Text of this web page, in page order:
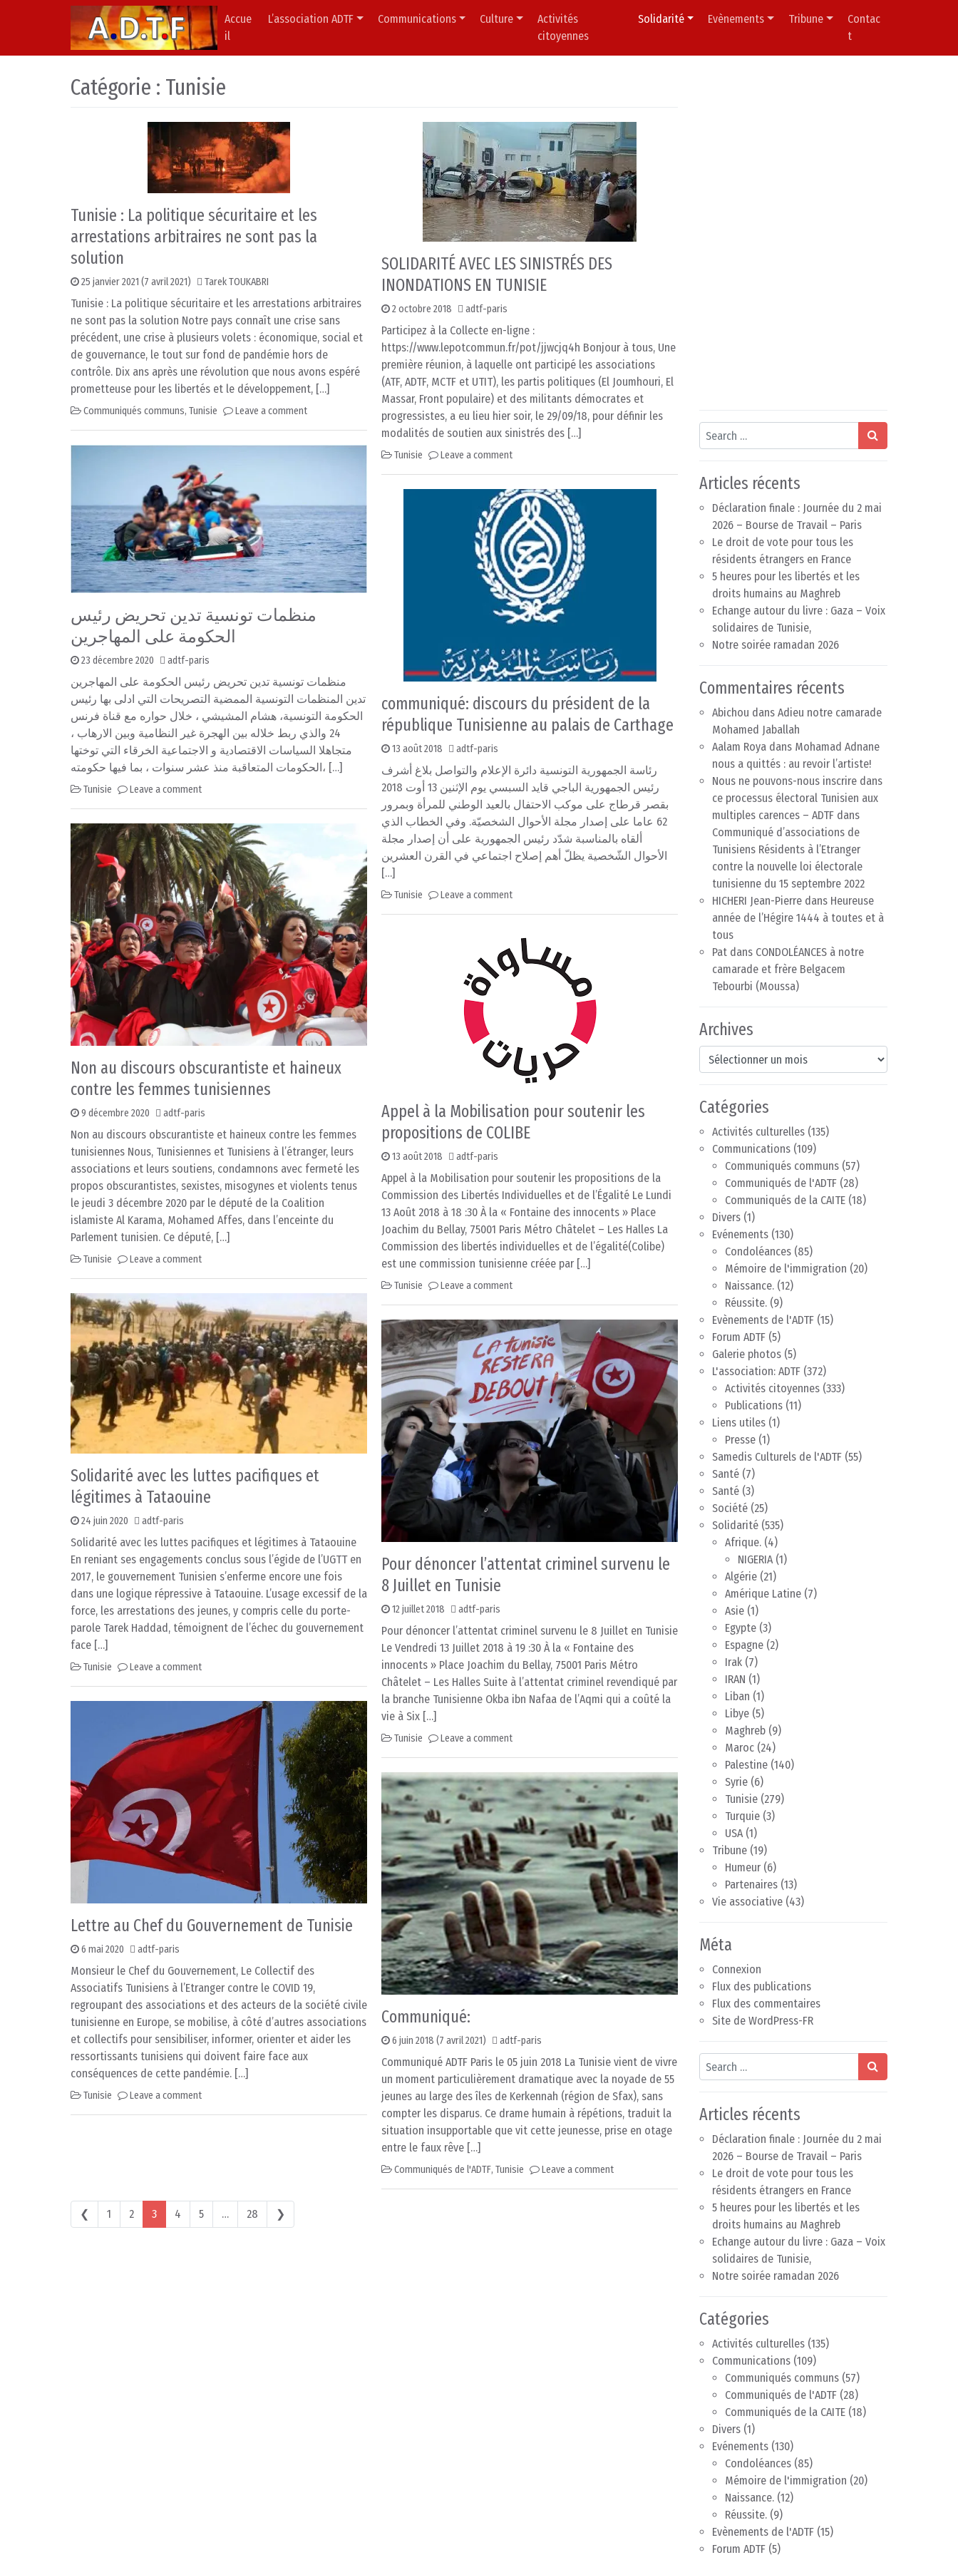
Skip to content
Main Navigation
Accue
il
L’association ADTF Communications Culture
Activités
citoyennes
Solidarité Evènements Tribune
Contac
t
Catégorie : Tunisie
Tunisie : La politique sécuritaire et les
arrestations arbitraires ne sont pas la
solution
25 janvier 2021 (7 avril 2021) Tarek TOUKABRI
Tunisie : La politique sécuritaire et les arrestations arbitraires
ne sont pas la solution Notre pays connaît une crise sans
précédent, une crise à plusieurs volets : économique, social et
de gouvernance, le tout sur fond de pandémie hors de
contrôle. Dix ans après une révolution que nous avons espéré
prometteuse pour les libertés et le développement, […]
Communiqués communs, Tunisie Leave a comment
منظمات تونسية تدين تحريض رئيس
الحكومة على المهاجرين
23 décembre 2020 adtf-paris
منظمات تونسية تدين تحريض رئيس الحكومة على المهاجرين
تدين المنظمات التونسية الممضية التصريحات التي ادلى بها رئيس
الحكومة التونسية، هشام المشيشي ، خلال حواره مع قناة فرنس
24 والذي ربط خلاله بين الهجرة غير النظامية وبين الارهاب ،
متجاهلا السياسات الاقتصادية و الاجتماعية الخرقاء التي توختها
الحكومات المتعاقبة منذ عشر سنوات ، بما فيها حكومته، […]
Tunisie Leave a comment
Non au discours obscurantiste et haineux
contre les femmes tunisiennes
9 décembre 2020 adtf-paris
Non au discours obscurantiste et haineux contre les femmes
tunisiennes Nous, Tunisiennes et Tunisiens à l’étranger, leurs
associations et leurs soutiens, condamnons avec fermeté les
propos obscurantistes, sexistes, misogynes et violents tenus
le jeudi 3 décembre 2020 par le député de la Coalition
islamiste Al Karama, Mohamed Affes, dans l’enceinte du
Parlement tunisien. Ce député, […]
Tunisie Leave a comment
Solidarité avec les luttes pacifiques et
légitimes à Tataouine
24 juin 2020 adtf-paris
Solidarité avec les luttes pacifiques et légitimes à Tataouine
En reniant ses engagements conclus sous l’égide de l’UGTT en
2017, le gouvernement Tunisien s’enferme encore une fois
dans une logique répressive à Tataouine. L’usage excessif de la
force, les arrestations des jeunes, y compris celle du porte-
parole Tarek Haddad, témoignent de l’échec du gouvernement
face […]
Tunisie Leave a comment
Lettre au Chef du Gouvernement de Tunisie
6 mai 2020 adtf-paris
Monsieur le Chef du Gouvernement, Le Collectif des
Associatifs Tunisiens à l’Etranger contre le COVID 19,
regroupant des associations et des acteurs de la société civile
tunisienne en Europe, se mobilise, à côté d’autres associations
et collectifs pour sensibiliser, informer, orienter et aider les
ressortissants tunisiens qui doivent faire face aux
conséquences de cette pandémie. […]
Tunisie Leave a comment
SOLIDARITÉ AVEC LES SINISTRÉS DES
INONDATIONS EN TUNISIE
2 octobre 2018 adtf-paris
Participez à la Collecte en-ligne :
https://www.lepotcommun.fr/pot/jjwcjq4h Bonjour à tous, Une
première réunion, à laquelle ont participé les associations
(ATF, ADTF, MCTF et UTIT), les partis politiques (El Joumhouri, El
Massar, Front populaire) et des militants démocrates et
progressistes, a eu lieu hier soir, le 29/09/18, pour définir les
modalités de soutien aux sinistrés des […]
Tunisie Leave a comment
communiqué: discours du président de la
république Tunisienne au palais de Carthage
13 août 2018 adtf-paris
رئاسة الجمهورية التونسية دائرة الإعلام والتواصل بلاغ أشرف
رئيس الجمهورية الباجي قايد السبسي يوم الإثنين 13 أوت 2018
بقصر قرطاج على موكب الاحتفال بالعيد الوطني للمرأة وبمرور
62 عاما على إصدار مجلة الأحوال الشخصيّة. وفي الخطاب الذي
ألقاه بالمناسبة شدّد رئيس الجمهورية على أن إصدار مجلة
الأحوال الشّخصية يظلّ أهم إصلاح اجتماعي في القرن العشرين
[…]
Tunisie Leave a comment
Appel à la Mobilisation pour soutenir les
propositions de COLIBE
13 août 2018 adtf-paris
Appel à la Mobilisation pour soutenir les propositions de la
Commission des Libertés Individuelles et de l’Égalité Le Lundi
13 Août 2018 à 18 :30 À la « Fontaine des innocents » Place
Joachim du Bellay, 75001 Paris Métro Châtelet – Les Halles La
Commission des libertés individuelles et de l’égalité(Colibe)
est une commission tunisienne créée par […]
Tunisie Leave a comment
Pour dénoncer l’attentat criminel survenu le
8 Juillet en Tunisie
12 juillet 2018 adtf-paris
Pour dénoncer l’attentat criminel survenu le 8 Juillet en Tunisie
Le Vendredi 13 Juillet 2018 à 19 :30 À la « Fontaine des
innocents » Place Joachim du Bellay, 75001 Paris Métro
Châtelet – Les Halles Suite à l’attentat criminel revendiqué par
la branche Tunisienne Okba ibn Nafaa de l’Aqmi qui a coûté la
vie à Six […]
Tunisie Leave a comment
Communiqué:
6 juin 2018 (7 avril 2021) adtf-paris
Communiqué ADTF Paris le 05 juin 2018 La Tunisie vient de vivre
un moment particulièrement dramatique avec la noyade de 55
jeunes au large des îles de Kerkennah (région de Sfax), sans
compter les disparus. Ce drame humain à répétions, traduit la
situation insupportable que vit cette jeunesse, prise en otage
entre le faux rêve […]
Communiqués de l'ADTF, Tunisie Leave a comment
Posts navigation
❮ 1 2 3 4 5 … 28 ❯
Search
Articles récents
Déclaration finale : Journée du 2 mai
2026 – Bourse de Travail – Paris
Le droit de vote pour tous les
résidents étrangers en France
5 heures pour les libertés et les
droits humains au Maghreb
Echange autour du livre : Gaza – Voix
solidaires de Tunisie,
Notre soirée ramadan 2026
Commentaires récents
Abichou dans Adieu notre camarade
Mohamed Jaballah
Aalam Roya dans Mohamad Adnane
nous a quittés : au revoir l’artiste!
Nous ne pouvons-nous inscrire dans
ce processus électoral Tunisien aux
multiples carences – ADTF dans
Communiqué d’associations de
Tunisiens Résidents à l’Etranger
contre la nouvelle loi électorale
tunisienne du 15 septembre 2022
HICHERI Jean-Pierre dans Heureuse
année de l’Hégire 1444 à toutes et à
tous
Pat dans CONDOLÉANCES à notre
camarade et frère Belgacem
Tebourbi (Moussa)
Archives
Archives
Catégories
Activités culturelles (135)
Communications (109)
Communiqués communs (57)
Communiqués de l'ADTF (28)
Communiqués de la CAITE (18)
Divers (1)
Evénements (130)
Condoléances (85)
Mémoire de l'immigration (20)
Naissance. (12)
Réussite. (9)
Evènements de l'ADTF (15)
Forum ADTF (5)
Galerie photos (5)
L'association: ADTF (372)
Activités citoyennes (333)
Publications (11)
Liens utiles (1)
Presse (1)
Samedis Culturels de l'ADTF (55)
Santé (7)
Santé (3)
Société (25)
Solidarité (535)
Afrique. (4)
NIGERIA(1)
Algérie (21)
Amérique Latine (7)
Asie (1)
Egypte (3)
Espagne (2)
Irak (7)
IRAN (1)
Liban (1)
Libye (5)
Maghreb (9)
Maroc (24)
Palestine (140)
Syrie (6)
Tunisie (279)
Turquie (3)
USA(1)
Tribune (19)
Humeur (6)
Partenaires (13)
Vie associative (43)
Méta
Connexion
Flux des publications
Flux des commentaires
Site de WordPress-FR
Search
Articles récents
Déclaration finale : Journée du 2 mai
2026 – Bourse de Travail – Paris
Le droit de vote pour tous les
résidents étrangers en France
5 heures pour les libertés et les
droits humains au Maghreb
Echange autour du livre : Gaza – Voix
solidaires de Tunisie,
Notre soirée ramadan 2026
Catégories
Activités culturelles (135)
Communications (109)
Communiqués communs (57)
Communiqués de l'ADTF (28)
Communiqués de la CAITE (18)
Divers (1)
Evénements (130)
Condoléances (85)
Mémoire de l'immigration (20)
Naissance. (12)
Réussite. (9)
Evènements de l'ADTF (15)
Forum ADTF (5)